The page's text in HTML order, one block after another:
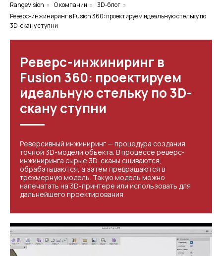
RangeVision » О компании » 3D-блог »
Реверс-инжиниринг в Fusion 360: проектируем идеальную стельку по
3D-скану ступни
Реверс-инжиниринг в
Fusion 360: проектируем
идеальную стельку по 3D-
скану ступни
Реверсивный инжиниринг — процедура создания
точной 3D-модели объекта. В процессе реверс-
инжиниринга сырые 3D-сканы сшиваются,
обрабатываются, а затем превращаются в
трехмерную модель. Такую модель можно
напечатать на 3D-принтере или использовать для
дальнейшего проектирования.